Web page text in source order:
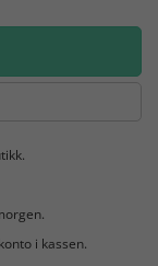
i kassen.